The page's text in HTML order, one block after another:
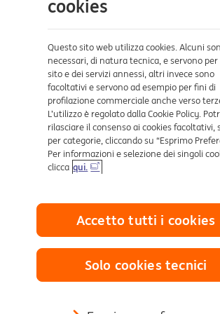
Dove ci trovi
Certificazioni
Collegamenti utili
Mappa del sito
Sezione Privacy
cookies
Questo sito web utilizza cookies. Alcuni
necessari, di natura tecnica, e servono per
sito e dei servizi annessi, altri invece sono
facoltativi e servono ad esempio per fini di
profilazione commerciale anche verso
L’utilizzo è regolato dalla Cookie Policy.
rilasciare il consenso ai cookies facoltativi,
per categorie, cliccando su “Esprimo
Per informazioni e selezione dei singoli
clicca qui.
Solo cookies tecnici
Accetto tutti i cookies